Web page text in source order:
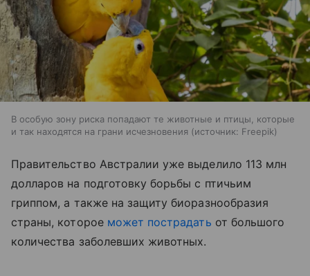
В особую зону риска попадают те животные и птицы, которые
и так находятся на грани исчезновения
источник: Freepik
Правительство Австралии уже выделило 113 млн
долларов на подготовку борьбы с птичьим
гриппом, а также на защиту биоразнообразия
страны, которое может пострадать от большого
количества заболевших животных.